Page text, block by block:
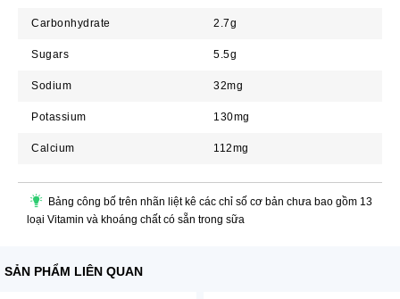
Carbonhydrate 2.7g
Sugars 5.5g
Sodium 32mg
Potassium 130mg
Calcium 112mg
Bảng công bố trên nhãn liệt kê các chỉ số cơ bản chưa bao gồm 13
loại Vitamin và khoáng chất có sẵn trong sữa
SẢN PHẨM LIÊN QUAN